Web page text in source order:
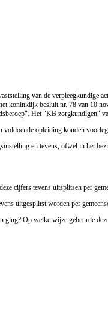
van de verpleegkundige
koninklijk besluit nr. 78 van 10
Het "KB zorgkundigen"
opleiding konden
en tevens, ofwel in het
cijfers tevens uitsplitsen per
uitgesplitst worden per
Op welke wijze gebeurde